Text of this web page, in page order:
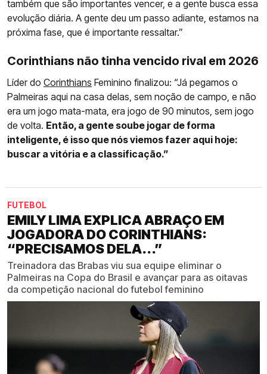
também que são importantes vencer, e a gente busca essa
evolução diária. A gente deu um passo adiante, estamos na
próxima fase, que é importante ressaltar.”
Corinthians não tinha vencido rival em 2026
Líder do Corinthians Feminino finalizou: “Já pegamos o
Palmeiras aqui na casa delas, sem noção de campo, e não
era um jogo mata-mata, era jogo de 90 minutos, sem jogo
de volta. Então, a gente soube jogar de forma
inteligente, é isso que nós viemos fazer aqui hoje:
buscar a vitória e a classificação.”
FUTEBOL
EMILY LIMA EXPLICA ABRAÇO EM
JOGADORA DO CORINTHIANS:
“PRECISAMOS DELA...”
Treinadora das Brabas viu sua equipe eliminar o
Palmeiras na Copa do Brasil e avançar para as oitavas
da competição nacional do futebol feminino